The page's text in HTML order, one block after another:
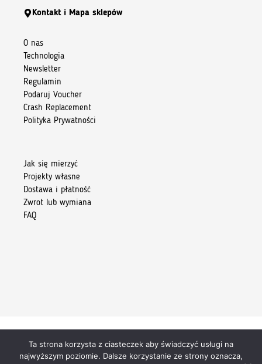
Kontakt i Mapa sklepów
O nas
Technologia
Newsletter
Regulamin
Podaruj Voucher
Crash Replacement
Polityka Prywatności
Jak się mierzyć
Projekty własne
Dostawa i płatność
Zwrot lub wymiana
FAQ
Copyright 2026 © Kiore Tomasz Skoczylas
Ta strona korzysta z ciasteczek aby świadczyć usługi na
najwyższym poziomie. Dalsze korzystanie ze strony oznacza,